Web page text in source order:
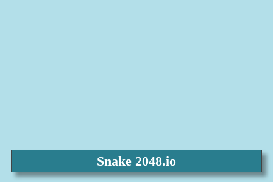
Snake 2048.io